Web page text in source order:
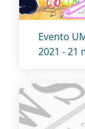
Titolo
Evento
2021 - 21